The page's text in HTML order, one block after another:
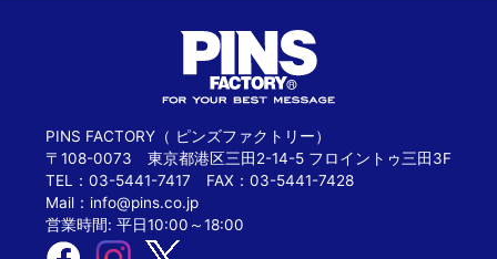
PINS FACTORY（ ピンズファクトリー）
〒108-0073 東京都港区三田2-14-5 フロイントゥ三田3F
TEL：03-5441-7417 FAX：03-5441-7428
Mail： info@pins.co.jp
営業時間: 平日10:00～18:00